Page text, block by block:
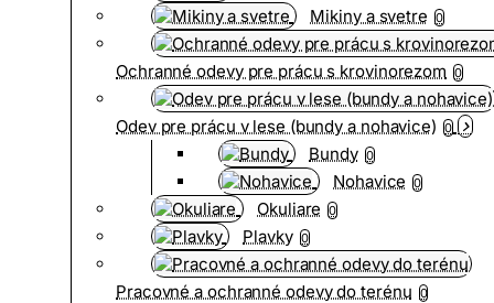
Mikiny a svetre 0
Ochranné odevy pre prácu s krovinorezom 0
Odev pre prácu v lese (bundy a nohavice) 0
Bundy 0
Nohavice 0
Okuliare 0
Plavky 0
Pracovné a ochranné odevy do terénu 0